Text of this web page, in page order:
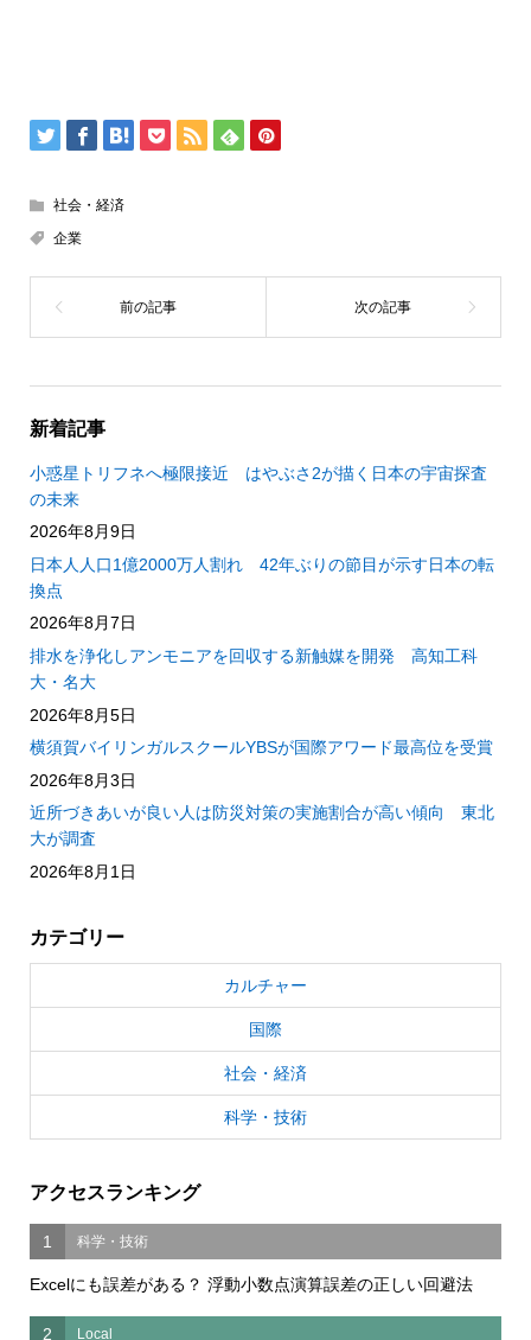
社会・経済
企業
新着記事
小惑星トリフネへ極限接近 はやぶさ2が描く日本の宇宙探査
の未来
2026年8月9日
日本人人口1億2000万人割れ 42年ぶりの節目が示す日本の転
換点
2026年8月7日
排水を浄化しアンモニアを回収する新触媒を開発 高知工科
大・名大
2026年8月5日
横須賀バイリンガルスクールYBSが国際アワード最高位を受賞
2026年8月3日
近所づきあいが良い人は防災対策の実施割合が高い傾向 東北
大が調査
2026年8月1日
カテゴリー
カルチャー
国際
社会・経済
科学・技術
アクセスランキング
1 科学・技術
Excelにも誤差がある？ 浮動小数点演算誤差の正しい回避法
2 Local